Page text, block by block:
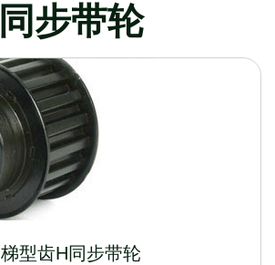
同步带轮
梯型齿H同步带轮